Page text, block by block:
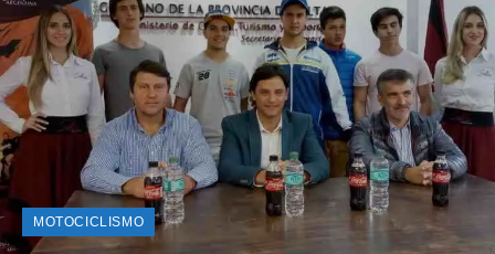
MOTOCICLISMO